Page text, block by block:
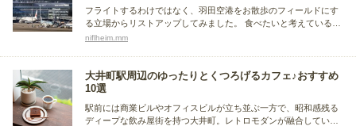
フライトするわけではなく、羽田空港をお散歩のフィールドにす
る立場からリストアップしてみました。 食べたいと考えているお
蕎麦、お寿司、鰻、に絞ってまとめているので汎用性はないかと
niflheim.mm
大井町駅周辺のゆったりとくつろげるカフェ♪おすすめ
10選
駅前には商業ビルやオフィスビルが立ち並ぶ一方で、昭和感残る
ディープな飲み屋街を持つ大井町。レトロモダンが融合している